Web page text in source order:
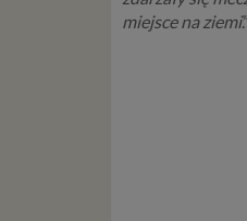
miejsce na ziemi